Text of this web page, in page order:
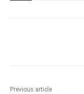
Previous article